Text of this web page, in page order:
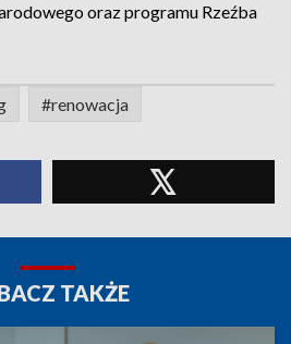
oraz programu Rzeźba
#renowacja
TAKŻE